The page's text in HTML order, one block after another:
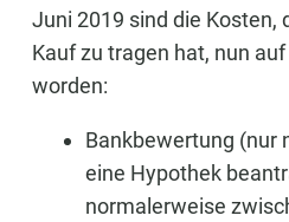
Juni 2019 sind die Kosten,
Kauf zu tragen hat, nun
worden:
Bankbewertung (nur
eine Hypothek
normalerweise